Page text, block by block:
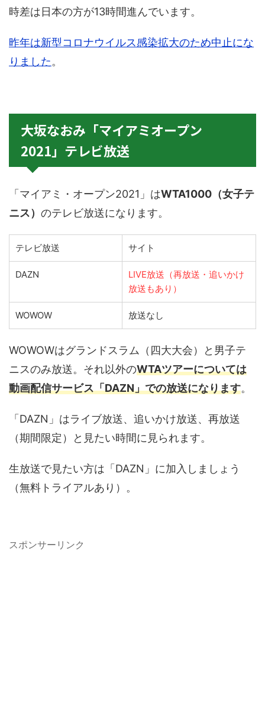
時差は日本の方が13時間進んでいます。
昨年は新型コロナウイルス感染拡大のため中止にな
りました。
大坂なおみ「マイアミオープン
2021」テレビ放送
「マイアミ・オープン2021」はWTA1000（女子テ
ニス） のテレビ放送になります。
テレビ放送 サイト
DAZN
LIVE放送（再放送・追いかけ
放送もあり）
WOWOW 放送なし
WOWOWはグランドスラム（四大大会）と男子テ
ニスのみ放送。それ以外のWTAツアーについては
動画配信サービス「DAZN」での放送になります。
「DAZN」はライブ放送、追いかけ放送、再放送
（期間限定）と見たい時間に見られます。
生放送で見たい方は「DAZN」に加入しましょう
（無料トライアルあり）。
スポンサーリンク